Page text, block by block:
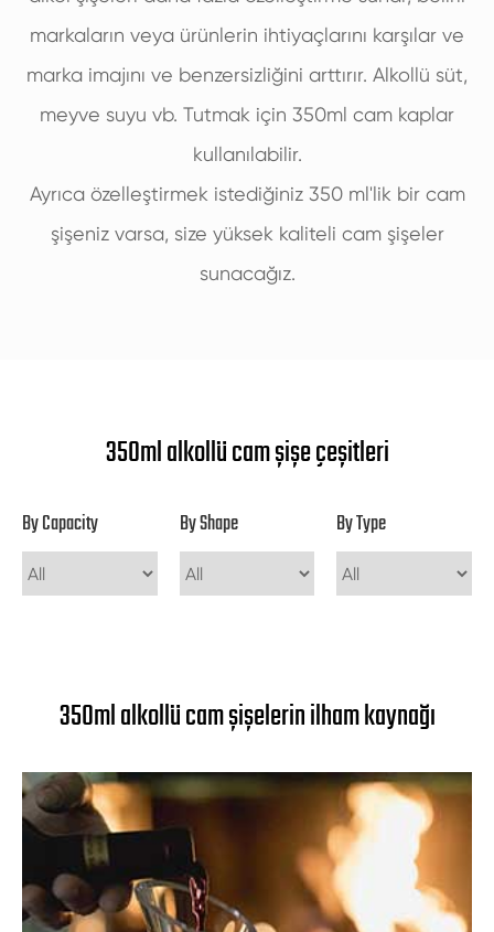
markaların veya ürünlerin ihtiyaçlarını karşılar ve
marka imajını ve benzersizliğini arttırır. Alkollü süt,
meyve suyu vb. Tutmak için 350ml cam kaplar
kullanılabilir.
Ayrıca özelleştirmek istediğiniz 350 ml'lik bir cam
şişeniz varsa, size yüksek kaliteli cam şişeler
sunacağız.
350ml alkollü cam şişe çeşitleri
By Capacity By Shape By Type
350ml alkollü cam şişelerin ilham kaynağı